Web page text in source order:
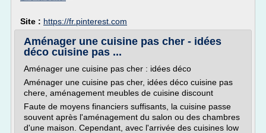
Site : https://fr.pinterest.com
Aménager une cuisine pas cher - idées
déco cuisine pas ...
Aménager une cuisine pas cher : idées déco
Aménager une cuisine pas cher, idées déco cuisine pas
chere, aménagement meubles de cuisine discount
Faute de moyens financiers suffisants, la cuisine passe
souvent après l'aménagement du salon ou des chambres
d'une maison. Cependant, avec l'arrivée des cuisines low